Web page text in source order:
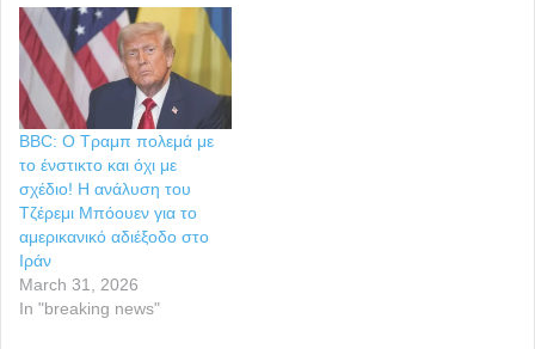
BBC: Ο Τραμπ πολεμά με
το ένστικτο και όχι με
σχέδιο! Η ανάλυση του
Τζέρεμι Μπόουεν για το
αμερικανικό αδιέξοδο στο
Ιράν
March 31, 2026
In "breaking news"